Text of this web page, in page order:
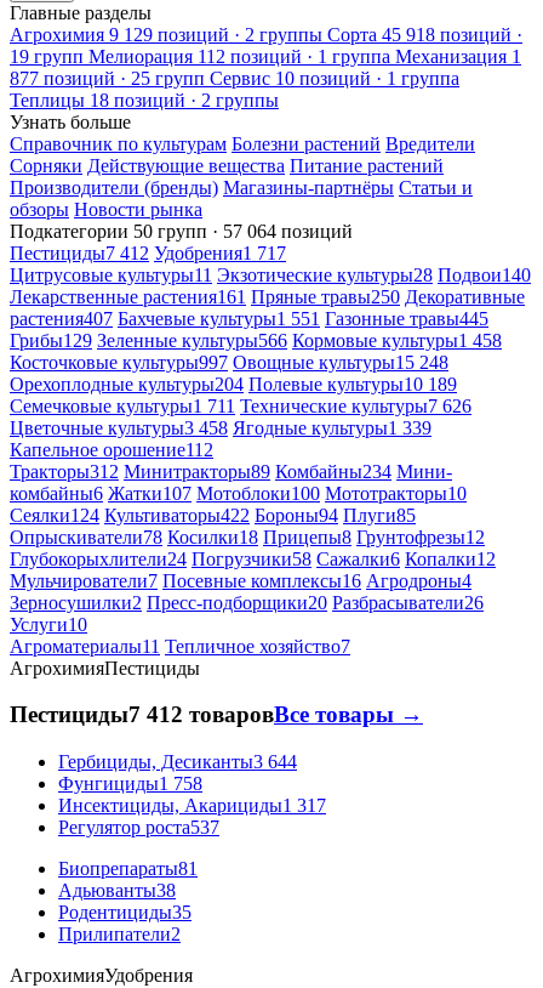
Главные разделы
Агрохимия 9 129 позиций · 2 группы Сорта 45 918 позиций ·
19 групп Мелиорация 112 позиций · 1 группа Механизация 1
877 позиций · 25 групп Сервис 10 позиций · 1 группа
Теплицы 18 позиций · 2 группы
Узнать больше
Справочник по культурам Болезни растений Вредители
Сорняки Действующие вещества Питание растений
Производители (бренды) Магазины-партнёры Статьи и
обзоры Новости рынка
Подкатегории 50 групп · 57 064 позиций
Пестициды7 412 Удобрения1 717
Цитрусовые культуры11 Экзотические культуры28 Подвои140
Лекарственные растения161 Пряные травы250 Декоративные
растения407 Бахчевые культуры1 551 Газонные травы445
Грибы129 Зеленные культуры566 Кормовые культуры1 458
Косточковые культуры997 Овощные культуры15 248
Орехоплодные культуры204 Полевые культуры10 189
Семечковые культуры1 711 Технические культуры7 626
Цветочные культуры3 458 Ягодные культуры1 339
Капельное орошение112
Тракторы312 Минитракторы89 Комбайны234 Мини-
комбайны6 Жатки107 Мотоблоки100 Мототракторы10
Сеялки124 Культиваторы422 Бороны94 Плуги85
Опрыскиватели78 Косилки18 Прицепы8 Грунтофрезы12
Глубокорыхлители24 Погрузчики58 Сажалки6 Копалки12
Мульчирователи7 Посевные комплексы16 Агродроны4
Зерносушилки2 Пресс-подборщики20 Разбрасыватели26
Услуги10
Агроматериалы11 Тепличное хозяйство7
АгрохимияПестициды
Пестициды7 412 товаровВсе товары →
Гербициды, Десиканты3 644
Фунгициды1 758
Инсектициды, Акарициды1 317
Регулятор роста537
Биопрепараты81
Адьюванты38
Родентициды35
Прилипатели2
АгрохимияУдобрения